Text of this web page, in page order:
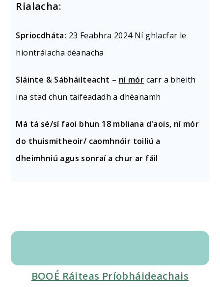
Rialacha:
Spriocdháta: 23 Feabhra 2024 Ní ghlacfar le
hiontrálacha déanacha
Sláinte & Sábháilteacht – ní mór carr a bheith
ina stad chun taifeadadh a dhéanamh
Má tá sé/sí faoi bhun 18 mbliana d'aois, ní mór
do thuismitheoir/ caomhnóir toiliú a
dheimhniú agus sonraí a chur ar fáil
BOOÉ Ráiteas Príobháideachais